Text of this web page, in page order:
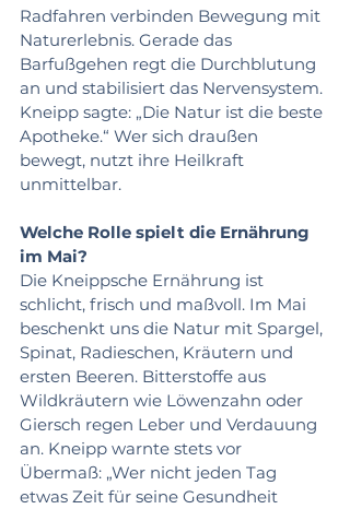
Radfahren verbinden Bewegung mit
Naturerlebnis. Gerade das
Barfußgehen regt die Durchblutung
an und stabilisiert das Nervensystem.
Kneipp sagte: „Die Natur ist die beste
Apotheke.“ Wer sich draußen
bewegt, nutzt ihre Heilkraft
unmittelbar.
Welche Rolle spielt die Ernährung
im Mai?
Die Kneippsche Ernährung ist
schlicht, frisch und maßvoll. Im Mai
beschenkt uns die Natur mit Spargel,
Spinat, Radieschen, Kräutern und
ersten Beeren. Bitterstoffe aus
Wildkräutern wie Löwenzahn oder
Giersch regen Leber und Verdauung
an. Kneipp warnte stets vor
Übermaß: „Wer nicht jeden Tag
etwas Zeit für seine Gesundheit